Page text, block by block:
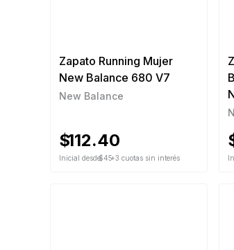
Zapato Running Mujer
New Balance 680 V7
New Balance
$112.40
Inicial desde$45+3 cuotas sin interés